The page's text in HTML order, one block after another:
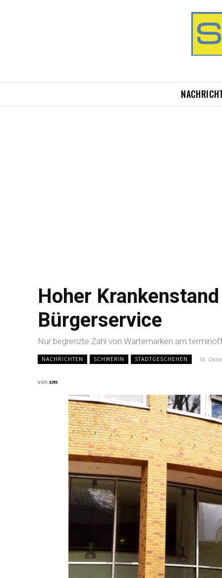
Hoher
Bürgerservice
Nur begrenzte Zahl von Wartemarken am
NACHRICHTEN SCHWERIN STADTGESCHEHEN 18.
von cm